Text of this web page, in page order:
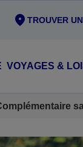
TROUVER
VOYAGES &